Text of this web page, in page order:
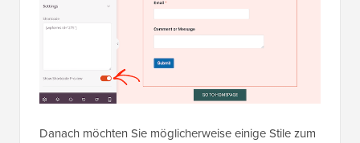
Danach möchten Sie möglicherweise einige Stile zum